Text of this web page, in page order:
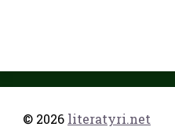
© 2026 literatyri.net